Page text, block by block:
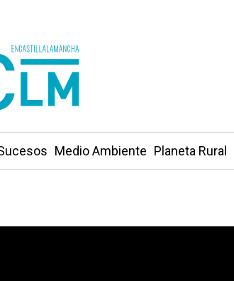
Medio Ambiente Planeta Rural